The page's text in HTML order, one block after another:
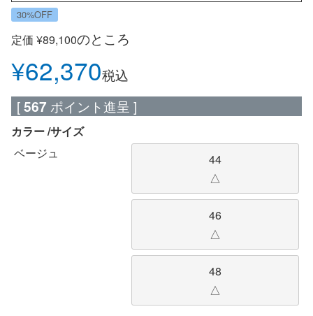
30%OFF
定価 ¥89,100のところ
¥62,370税込
[567 ポイント進呈 ]
カラー サイズ
ベージュ
44
△
46
△
48
△